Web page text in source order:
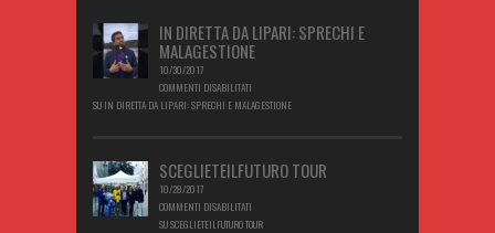
IN DIRETTA DA LIPARI: SPRECHI E
MALAGESTIONE
10/30/2017
COMMENTI DISABILITATI
SU IN DIRETTA DA LIPARI: SPRECHI E MALAGESTIONE
SCEGLIETEILFUTURO TOUR
10/28/2017
COMMENTI DISABILITATI
SU SCEGLIETEILFUTURO TOUR